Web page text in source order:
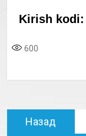
Kirish kodi:
600
Назад